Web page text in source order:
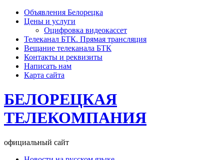
Объявления Белорецка
Цены и услуги
Оцифровка видеокассет
Телеканал БТК. Прямая трансляция
Вещание телеканала БТК
Контакты и реквизиты
Написать нам
Карта сайта
БЕЛОРЕЦКАЯ
ТЕЛЕКОМПАНИЯ
официальный сайт